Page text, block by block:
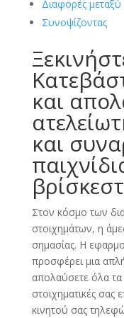
Διαφορές
Συνοψίζοντας
και
και
Στον κόσμο των
στοιχημάτων, η
σημασίας. Η
προσφέρει μια
απολαύσετε όλα τα
στοιχηματικές σας
κινητού σας